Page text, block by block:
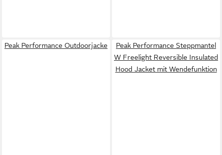
Peak Performance Outdoorjacke
Peak Performance Steppmantel
W Freelight Reversible Insulated
Hood Jacket mit Wendefunktion